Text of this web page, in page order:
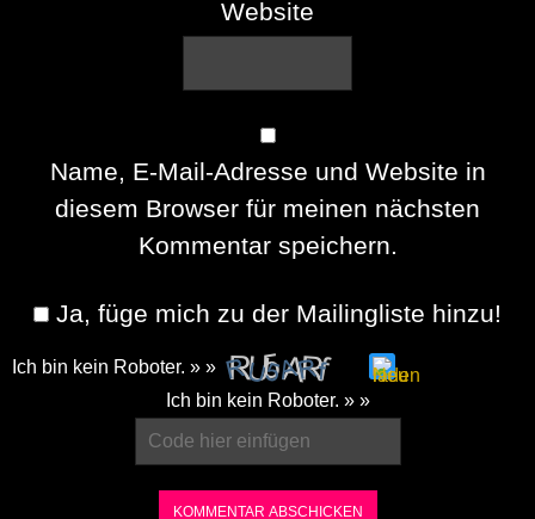
Website
Name, E-Mail-Adresse und Website in
diesem Browser für meinen nächsten
Kommentar speichern.
Ja, füge mich zu der Mailingliste hinzu!
Ich bin kein Roboter. » »
Ich bin kein Roboter. » »